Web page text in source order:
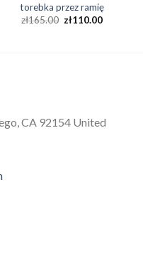
torebka przez ramię
zł165.00 zł110.00
CA 92154 United